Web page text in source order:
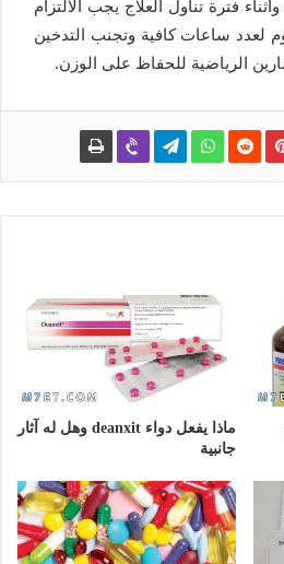
فترة تناول العلاج يجب الالتزام
لعدد ساعات كافية وتجنب التدخين
الرياضية للحفاظ على الوزن.
ماذا يفعل دواء deanxit وهل له آثار
جانبية